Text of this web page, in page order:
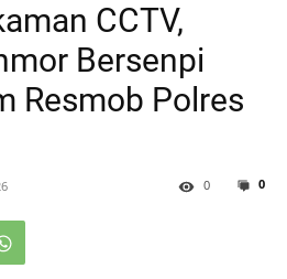
CCTV,
Bersenpi
Resmob Polres
0
0